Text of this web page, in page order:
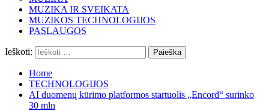
MUZIKA IR SVEIKATA
MUZIKOS TECHNOLOGIJOS
PASLAUGOS
Ieškoti:
Home
TECHNOLOGIJOS
AI duomenų kūrimo platformos startuolis „Encord“ surinko
30 mln